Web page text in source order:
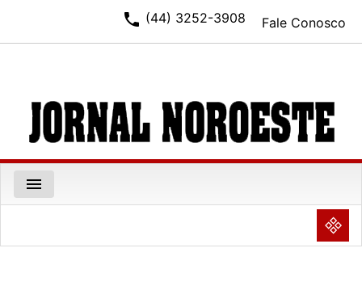
Fale Conosco
phone (44) 3252-3908
menu
NULL